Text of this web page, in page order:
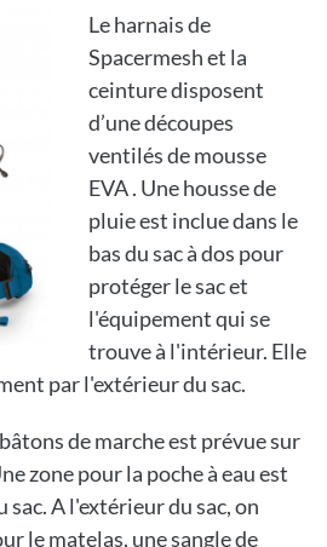
Le harnais de
Spacermesh et la
ceinture disposent
d’une découpes
ventilés de mousse
EVA . Une housse de
pluie est inclue dans le
bas du sac à dos pour
protéger le sac et
l'équipement qui se
trouve à l'intérieur. Elle
par l'extérieur du sac.
de marche est prévue sur
zone pour la poche à eau est
A l'extérieur du sac, on
le matelas, une sangle de